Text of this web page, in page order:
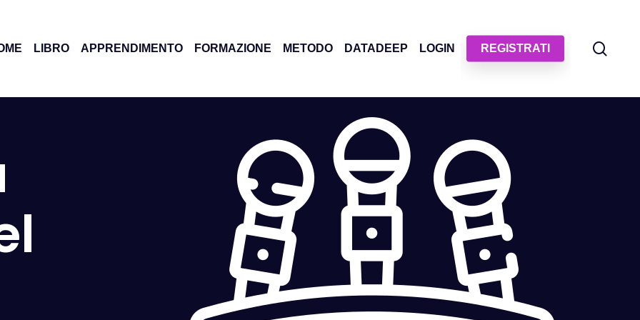
LIBRO APPRENDIMENTO FORMAZIONE
Affiancamento
Speaker a evento
METODO DATADEEP LOGIN REGISTRATI